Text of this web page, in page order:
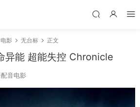
影 无台标 正文
异能 超能失控 Chronicle
音电影